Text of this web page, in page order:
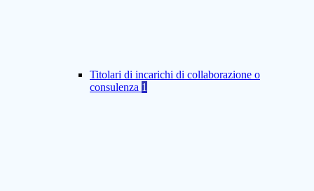
Titolari di incarichi di collaborazione o
consulenza 1